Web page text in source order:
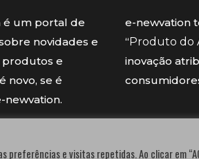
é um portal de
novidades e
produtos e
novo, se é
newvation.
e-newvation
“ Produto do
inovação
e visitas repetidas. Ao clicar em